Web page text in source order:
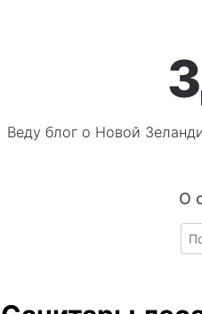
Веду блог о Новой
О
for: